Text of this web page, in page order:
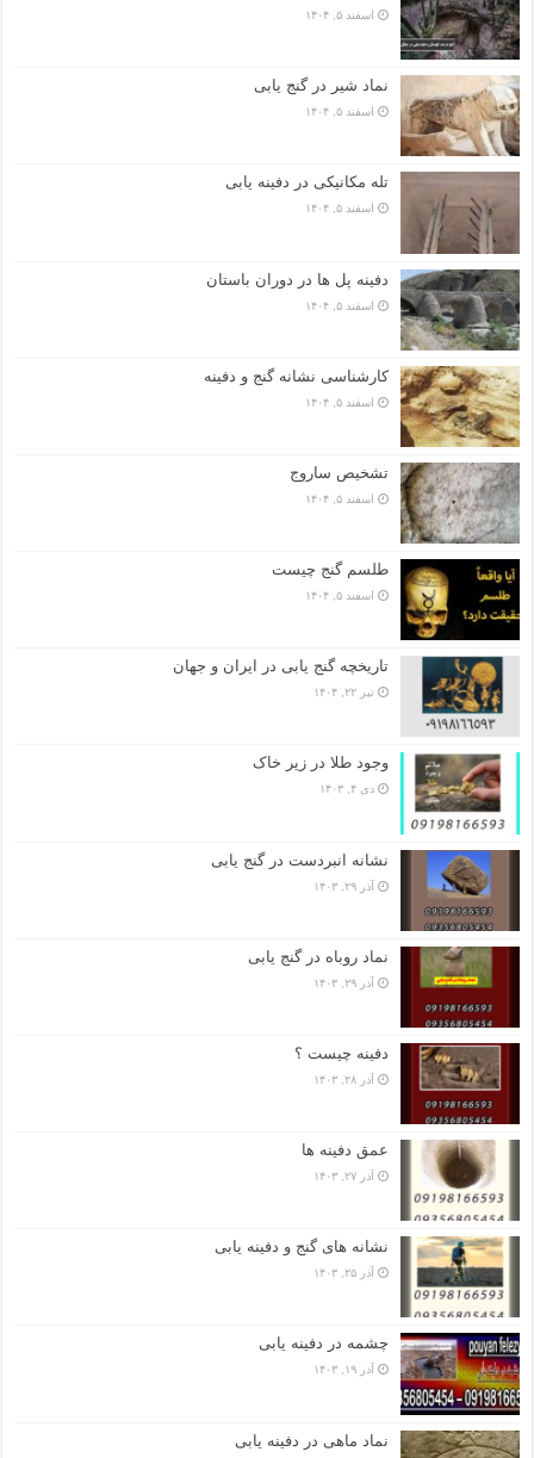
اسفند ۵, ۱۴۰۴
نماد شیر در گنج یابی
اسفند ۵, ۱۴۰۴
تله مکانیکی در دفینه یابی
اسفند ۵, ۱۴۰۴
دفینه پل ها در دوران باستان
اسفند ۵, ۱۴۰۴
کارشناسی نشانه گنج و دفینه
اسفند ۵, ۱۴۰۴
تشخیص ساروج
اسفند ۵, ۱۴۰۴
طلسم گنج چیست
اسفند ۵, ۱۴۰۴
تاریخچه گنج‌ یابی در ایران و جهان
تیر ۲۲, ۱۴۰۴
وجود طلا در زیر خاک
دی ۴, ۱۴۰۳
نشانه انبردست در گنج یابی
آذر ۲۹, ۱۴۰۳
نماد روباه در گنج یابی
آذر ۲۹, ۱۴۰۳
دفینه چیست ؟
آذر ۲۸, ۱۴۰۳
عمق دفینه ها
آذر ۲۷, ۱۴۰۳
نشانه های گنج و دفینه یابی
آذر ۲۵, ۱۴۰۳
چشمه در دفینه یابی
آذر ۱۹, ۱۴۰۳
نماد ماهی در دفینه یابی